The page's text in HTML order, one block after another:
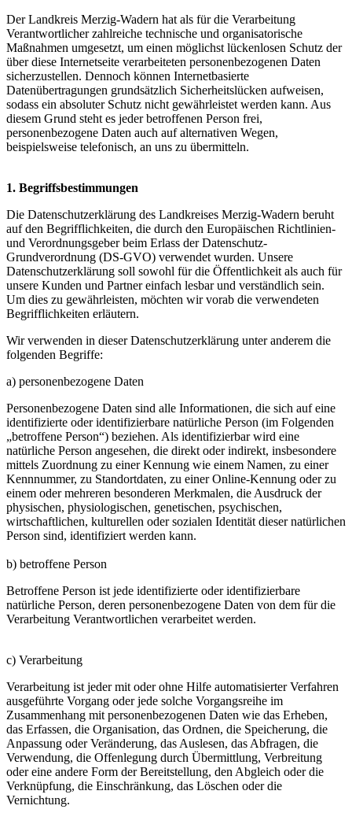
Der Landkreis Merzig-Wadern hat als für die Verarbeitung
Verantwortlicher zahlreiche technische und organisatorische
Maßnahmen umgesetzt, um einen möglichst lückenlosen Schutz der
über diese Internetseite verarbeiteten personenbezogenen Daten
sicherzustellen. Dennoch können Internetbasierte
Datenübertragungen grundsätzlich Sicherheitslücken aufweisen,
sodass ein absoluter Schutz nicht gewährleistet werden kann. Aus
diesem Grund steht es jeder betroffenen Person frei,
personenbezogene Daten auch auf alternativen Wegen,
beispielsweise telefonisch, an uns zu übermitteln.
1. Begriffsbestimmungen
Die Datenschutzerklärung des Landkreises Merzig-Wadern beruht
auf den Begrifflichkeiten, die durch den Europäischen Richtlinien-
und Verordnungsgeber beim Erlass der Datenschutz-
Grundverordnung (DS-GVO) verwendet wurden. Unsere
Datenschutzerklärung soll sowohl für die Öffentlichkeit als auch für
unsere Kunden und Partner einfach lesbar und verständlich sein.
Um dies zu gewährleisten, möchten wir vorab die verwendeten
Begrifflichkeiten erläutern.
Wir verwenden in dieser Datenschutzerklärung unter anderem die
folgenden Begriffe:
a) personenbezogene Daten
Personenbezogene Daten sind alle Informationen, die sich auf eine
identifizierte oder identifizierbare natürliche Person (im Folgenden
„betroffene Person“) beziehen. Als identifizierbar wird eine
natürliche Person angesehen, die direkt oder indirekt, insbesondere
mittels Zuordnung zu einer Kennung wie einem Namen, zu einer
Kennnummer, zu Standortdaten, zu einer Online-Kennung oder zu
einem oder mehreren besonderen Merkmalen, die Ausdruck der
physischen, physiologischen, genetischen, psychischen,
wirtschaftlichen, kulturellen oder sozialen Identität dieser natürlichen
Person sind, identifiziert werden kann.
b) betroffene Person
Betroffene Person ist jede identifizierte oder identifizierbare
natürliche Person, deren personenbezogene Daten von dem für die
Verarbeitung Verantwortlichen verarbeitet werden.
c) Verarbeitung
Verarbeitung ist jeder mit oder ohne Hilfe automatisierter Verfahren
ausgeführte Vorgang oder jede solche Vorgangsreihe im
Zusammenhang mit personenbezogenen Daten wie das Erheben,
das Erfassen, die Organisation, das Ordnen, die Speicherung, die
Anpassung oder Veränderung, das Auslesen, das Abfragen, die
Verwendung, die Offenlegung durch Übermittlung, Verbreitung
oder eine andere Form der Bereitstellung, den Abgleich oder die
Verknüpfung, die Einschränkung, das Löschen oder die
Vernichtung.